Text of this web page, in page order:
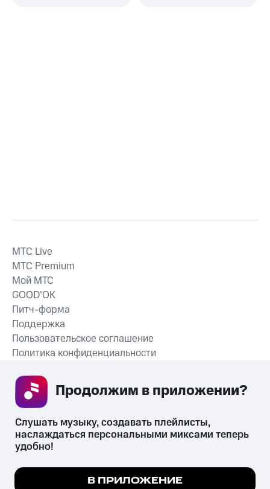
СКАЧАТЬ ПРИЛОЖЕНИЕ
MTС Live
MTС Premium
Мой МТС
GOOD’OK
Питч-форма
Поддержка
Пользовательское соглашение
Политика конфиденциальности
психотропных веществ, их аналогов причиняет вред здоровью,
их незаконный оборот запрещён и влечёт установленную
Мы используем куки, чтобы на сайте все
Слушать музыку, создавать плейлисты,
наслаждаться персональными миксами теперь
удобно!
В ПРИЛОЖЕНИЕ